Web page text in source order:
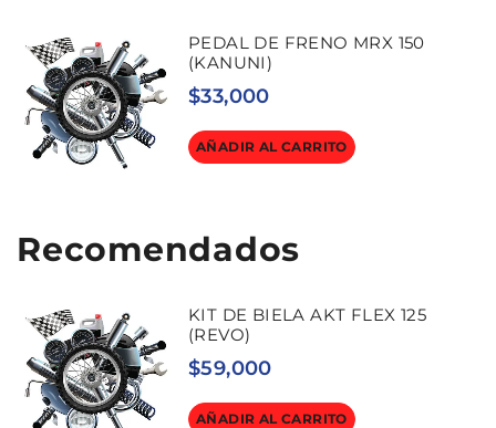
PEDAL DE FRENO MRX 150
(KANUNI)
$33,000
AÑADIR AL CARRITO
Recomendados
KIT DE BIELA AKT FLEX 125
(REVO)
$59,000
AÑADIR AL CARRITO